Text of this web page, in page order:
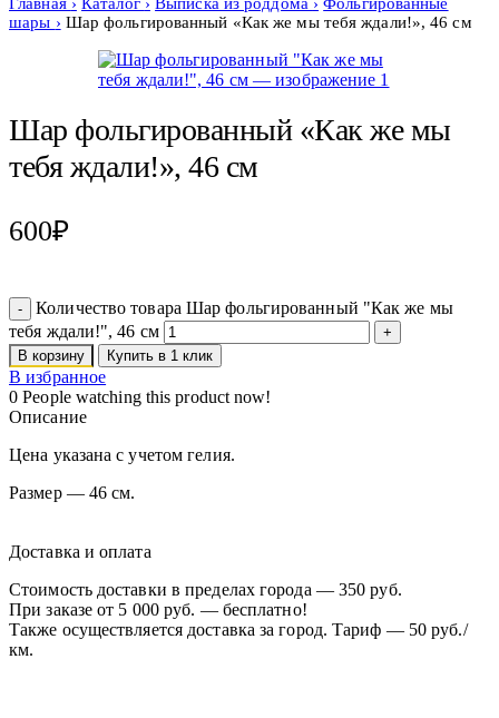
Главная Каталог Выписка из роддома
Фольгированные
шары
Шар фольгированный «Как же мы тебя ждали!», 46 см
Шар фольгированный «Как же мы
тебя ждали!», 46 см
600₽
Количество товара Шар фольгированный "Как же мы
тебя ждали!", 46 см
В корзину Купить в 1 клик
В избранное
0 People watching this product now!
Описание
Цена указана с учетом гелия.
Размер — 46 см.
Доставка и оплата
Стоимость доставки в пределах города — 350 руб.
При заказе от 5 000 руб. — бесплатно!
Также осуществляется доставка за город. Тариф — 50 руб./
км.